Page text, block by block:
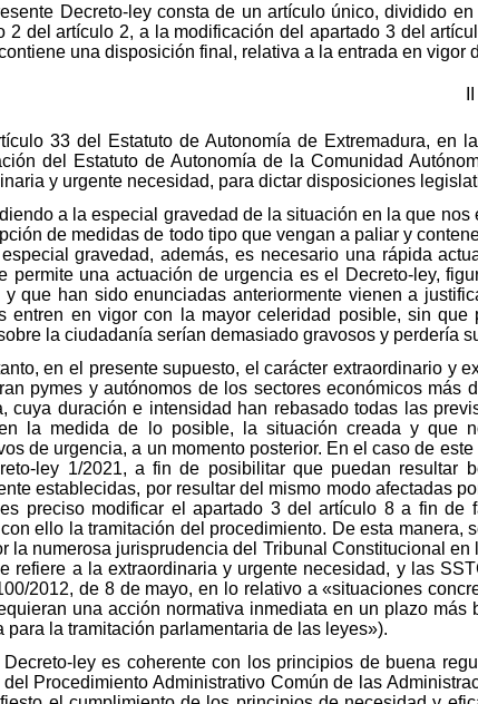
Decreto-ley consta de un artículo único, dividido
2 del artículo 2, a la modificación del apartado 3 del
una disposición final, relativa a la entrada en vigor
33 del Estatuto de Autonomía de Extremadura, en
del Estatuto de Autonomía de la Comunidad
y urgente necesidad, para dictar disposiciones
a la especial gravedad de la situación en la que
de medidas de todo tipo que vengan a paliar y
gravedad, además, es necesario una rápida
permite una actuación de urgencia es el Decreto-ley,
y que han sido enunciadas anteriormente vienen a
entren en vigor con la mayor celeridad posible, sin
la ciudadanía serían demasiado gravosos y perdería
en el presente supuesto, el carácter extraordinario y
pymes y autónomos de los sectores económicos
cuya duración e intensidad han rebasado todas las
la medida de lo posible, la situación creada y que
de urgencia, a un momento posterior. En el caso de
ley 1/2021, a fin de posibilitar que puedan resultar
establecidas, por resultar del mismo modo afectadas
preciso modificar el apartado 3 del artículo 8 a fin
ello la tramitación del procedimiento. De esta
la numerosa jurisprudencia del Tribunal Constitucional
refiere a la extraordinaria y urgente necesidad, y las
2012, de 8 de mayo, en lo relativo a «situaciones
una acción normativa inmediata en un plazo
para la tramitación parlamentaria de las leyes»).
Decreto-ley es coherente con los principios de buena
del Procedimiento Administrativo Común de las